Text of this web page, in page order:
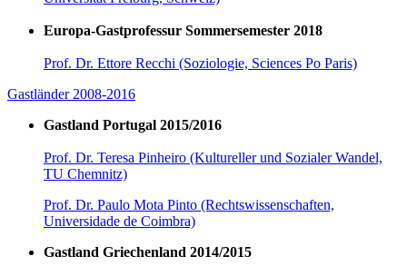
Europa-Gastprofessur Sommersemester 2018
Prof. Dr. Ettore Recchi (Soziologie, Sciences Po Paris)
Gastländer 2008-2016
Gastland Portugal 2015/2016
Prof. Dr. Teresa Pinheiro (Kultureller und Sozialer Wandel,
TU Chemnitz)
Prof. Dr. Paulo Mota Pinto (Rechtswissenschaften,
Universidade de Coimbra)
Gastland Griechenland 2014/2015